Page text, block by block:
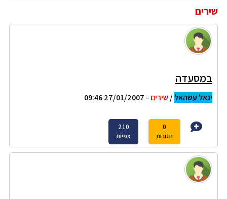
שירים
במסעדה
יגאל עשהאל/ שירים - 27/01/2007 09:46
0
תגובות
210
צפיות